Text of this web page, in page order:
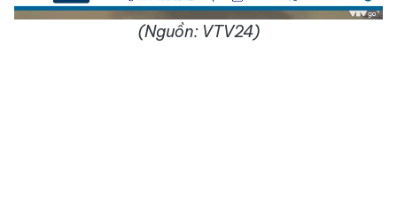
(Nguồn: VTV24)